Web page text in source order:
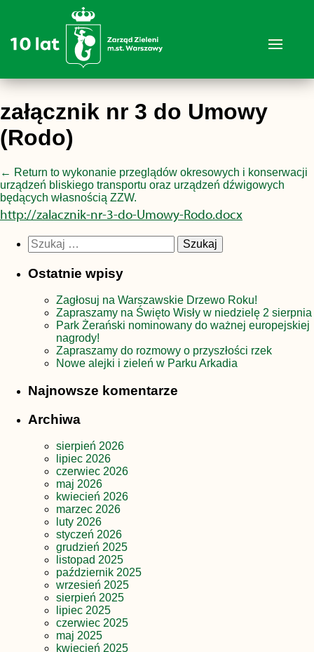
załącznik nr 3 do Umowy
(Rodo)
← Return to wykonanie przeglądów okresowych i konserwacji
urządzeń bliskiego transportu oraz urządzeń dźwigowych
będących własnością ZZW.
http://zalacznik-nr-3-do-Umowy-Rodo.docx
Szukaj:
Ostatnie wpisy
Zagłosuj na Warszawskie Drzewo Roku!
Zapraszamy na Święto Wisły w niedzielę 2 sierpnia
Park Żerański nominowany do ważnej europejskiej
nagrody!
Zapraszamy do rozmowy o przyszłości rzek
Nowe alejki i zieleń w Parku Arkadia
Najnowsze komentarze
Archiwa
sierpień 2026
lipiec 2026
czerwiec 2026
maj 2026
kwiecień 2026
marzec 2026
luty 2026
styczeń 2026
grudzień 2025
listopad 2025
październik 2025
wrzesień 2025
sierpień 2025
lipiec 2025
czerwiec 2025
maj 2025
kwiecień 2025